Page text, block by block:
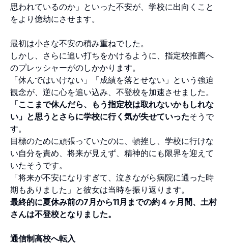
思われているのか」といった不安が、学校に出向くこと
をより億劫にさせます。
最初は小さな不安の積み重ねでした。
しかし、さらに追い打ちをかけるように、指定校推薦へ
のプレッシャーがのしかかります。
「休んではいけない」「成績を落とせない」という強迫
観念が、逆に心を追い込み、不登校を加速させました。
「ここまで休んだら、もう指定校は取れないかもしれな
い」と思うとさらに学校に行く気が失せていったそうで
す。
目標のために頑張っていたのに、頓挫し、学校に行けな
い自分を責め、将来が見えず、精神的にも限界を迎えて
いたそうです。
「将来が不安になりすぎて、泣きながら病院に通った時
期もありました」と彼女は当時を振り返ります。
最終的に夏休み前の7月から11月までの約４ヶ月間、土村
さんは不登校となりました。
通信制高校へ転入